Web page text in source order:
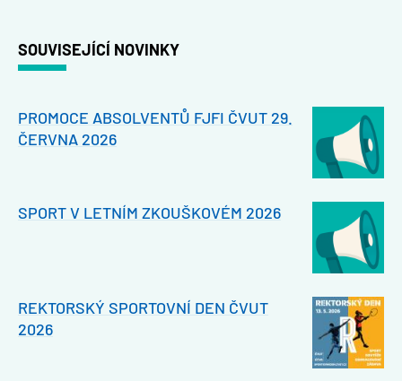
SOUVISEJÍCÍ NOVINKY
PROMOCE ABSOLVENTŮ FJFI ČVUT 29.
ČERVNA 2026
SPORT V LETNÍM ZKOUŠKOVÉM 2026
REKTORSKÝ SPORTOVNÍ DEN ČVUT
2026